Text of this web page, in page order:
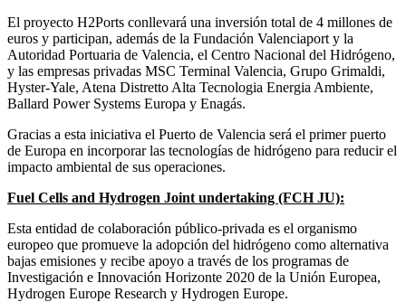
El proyecto H2Ports conllevará una inversión total de 4 millones de
euros y participan, además de la Fundación Valenciaport y la
Autoridad Portuaria de Valencia, el Centro Nacional del Hidrógeno,
y las empresas privadas MSC Terminal Valencia, Grupo Grimaldi,
Hyster-Yale, Atena Distretto Alta Tecnologia Energia Ambiente,
Ballard Power Systems Europa y Enagás.
Gracias a esta iniciativa el Puerto de Valencia será el primer puerto
de Europa en incorporar las tecnologías de hidrógeno para reducir el
impacto ambiental de sus operaciones.
Fuel Cells and Hydrogen Joint undertaking (FCH JU):
Esta entidad de colaboración público-privada es el organismo
europeo que promueve la adopción del hidrógeno como alternativa
bajas emisiones y recibe apoyo a través de los programas de
Investigación e Innovación Horizonte 2020 de la Unión Europea,
Hydrogen Europe Research y Hydrogen Europe.